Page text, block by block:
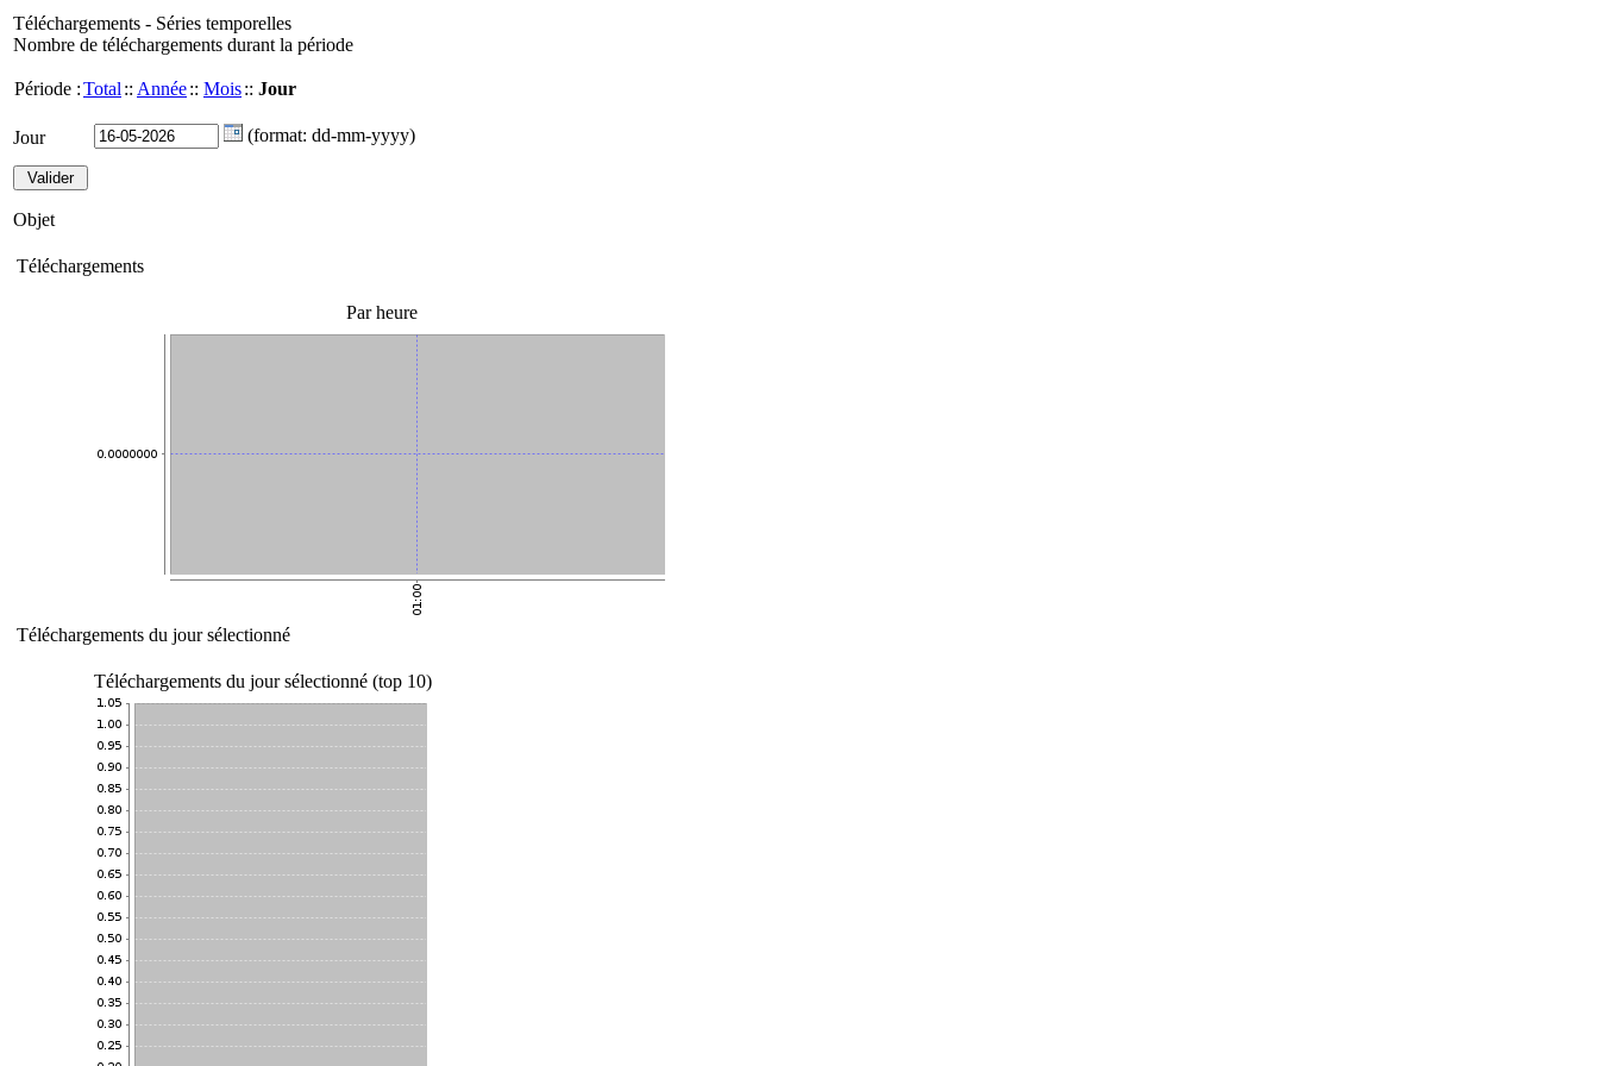
Téléchargements - Séries temporelles
Nombre de téléchargements durant la période
Période :Total :: Année:: Mois:: Jour
Jour (format: dd-mm-yyyy)
Objet
Téléchargements
Par heure
Téléchargements du jour sélectionné
Téléchargements du jour sélectionné (top 10)